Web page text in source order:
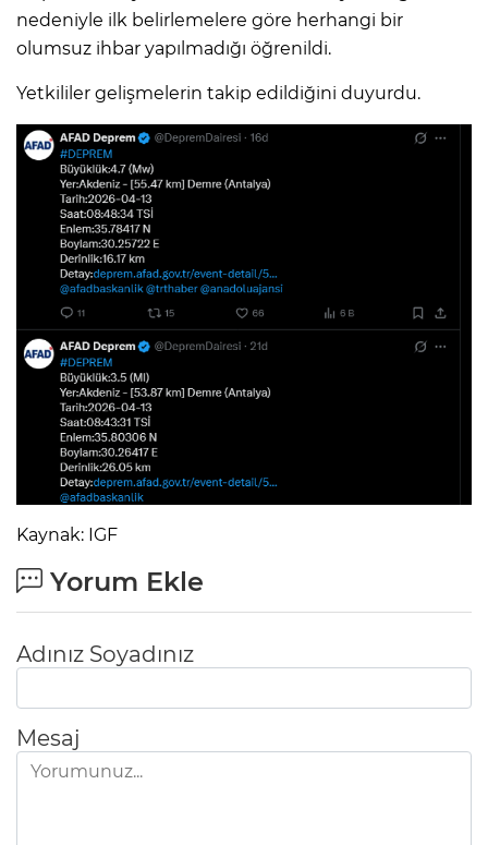
nedeniyle ilk belirlemelere göre herhangi bir
olumsuz ihbar yapılmadığı öğrenildi.
Yetkililer gelişmelerin takip edildiğini duyurdu.
Kaynak: IGF
Yorum Ekle
Adınız Soyadınız
Mesaj